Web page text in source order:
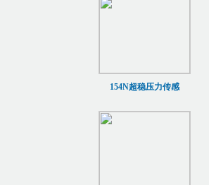
154N超稳压力传感